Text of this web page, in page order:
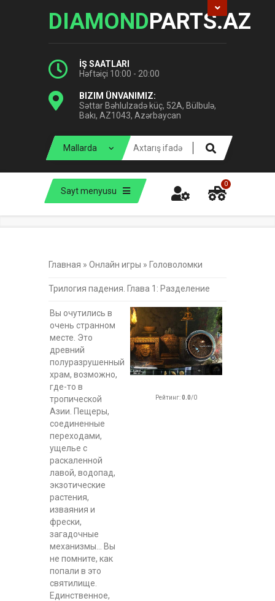
DIAMONDPARTS.AZ
İŞ SAATLARI
Həftəiçi 10:00 - 20:00
BIZIM ÜNVANIMIZ:
Səttar Bəhlulzadə küç, 52A, Bülbulə,
Bakı, AZ1043, Azərbaycan
Sayt menyusu
0
Главная » Онлайн игры » Головоломки
Трилогия падения. Глава 1: Разделение
Вы очутились в
очень странном
месте. Это
древний
полуразрушенный
храм, возможно,
где-то в
тропической
Азии. Пещеры,
соединенные
переходами,
ущелье с
раскаленной
лавой, водопад,
экзотические
растения,
изваяния и
фрески,
загадочные
механизмы… Вы
не помните, как
попали в это
святилище.
Единственное,
Рейтинг:0.0/0